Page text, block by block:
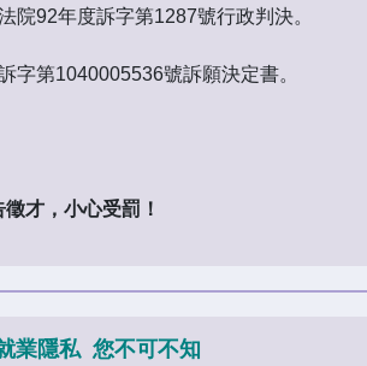
院92年度訴字第1287號行政判決。
字第1040005536號訴願決定書。
才，小心受罰！
業隱私 您不可不知